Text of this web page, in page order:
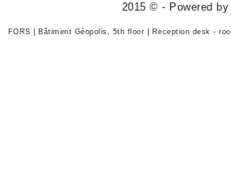
2015 © - Powered by
FORS | Bâtiment Géopolis, 5th floor | Reception desk -